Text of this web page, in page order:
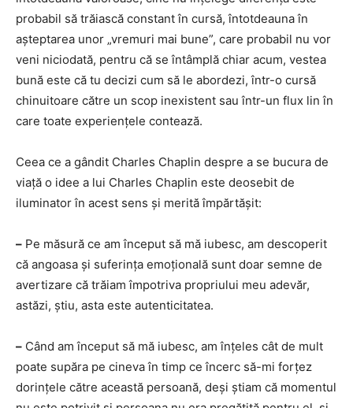
probabil să trăiască constant în cursă, întotdeauna în
așteptarea unor „vremuri mai bune”, care probabil nu vor
veni niciodată, pentru că se întâmplă chiar acum, vestea
bună este că tu decizi cum să le abordezi, într-o cursă
chinuitoare către un scop inexistent sau într-un flux lin în
care toate experiențele contează.
Ceea ce a gândit Charles Chaplin despre a se bucura de
viață o idee a lui Charles Chaplin este deosebit de
iluminator în acest sens și merită împărtășit:
– Pe măsură ce am început să mă iubesc, am descoperit
că angoasa și suferința emoțională sunt doar semne de
avertizare că trăiam împotriva propriului meu adevăr,
astăzi, știu, asta este autenticitatea.
– Când am început să mă iubesc, am înțeles cât de mult
poate supăra pe cineva în timp ce încerc să-mi forțez
dorințele către această persoană, deși știam că momentul